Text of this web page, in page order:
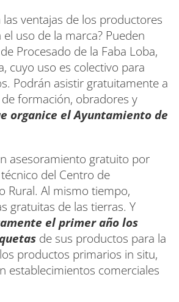
las ventajas de los productores
uso de la marca? Pueden
Procesado de la Faba Loba,
cuyo uso es colectivo para
Podrán asistir gratuitamente a
formación, obradores y
organice el Ayuntamiento de
asesoramiento gratuito por
del Centro de
Rural. Al mismo tiempo,
gratuitas de las tierras. Y
el primer año los
de sus productos para la
productos primarios in situ,
establecimientos comerciales